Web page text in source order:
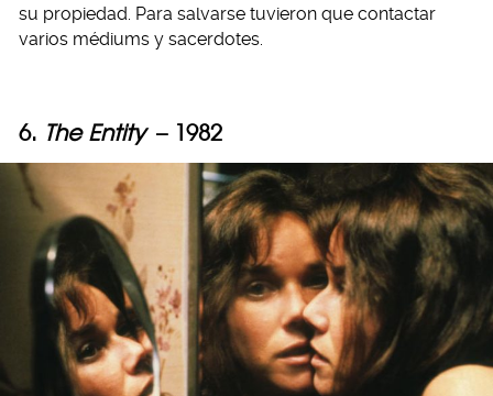
su propiedad. Para salvarse tuvieron que contactar
varios médiums y sacerdotes.
6. The Entity– 1982